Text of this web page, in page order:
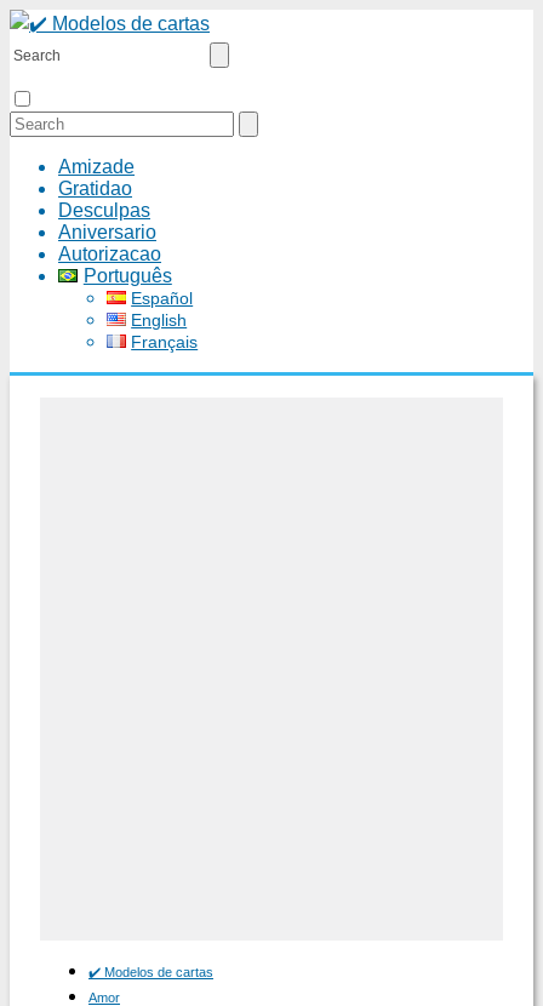
Amizade
Gratidao
Desculpas
Aniversario
Autorizacao
Português
Español
English
Français
✔️ Modelos de cartas
Amor